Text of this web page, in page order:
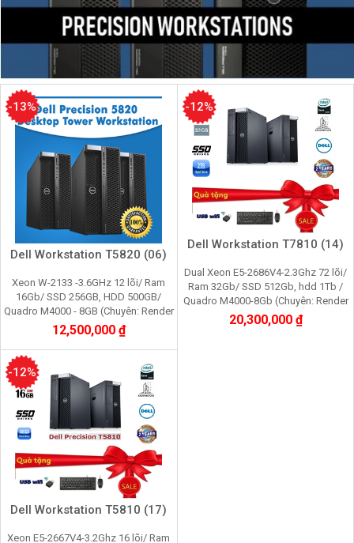
Dell Workstation T5820 (06)
Xeon W-2133 -3.6GHz 12 lõi/ Ram
16Gb/ SSD 256GB, HDD 500GB/
Quadro M4000 - 8GB (Chuyên: Render
3d,Edit video máy ảo,cầy giả lập
game, youtube, tiktok)
12,500,000 ₫
-13%
Dell Workstation T7810 (14)
Dual Xeon E5-2686V4-2.3Ghz 72 lõi/
Ram 32Gb/ SSD 512Gb, hdd 1Tb /
Quadro M4000-8Gb (Chuyên: Render
3D, Video 4K, giả lập nox, máy ảo
vmware)
20,300,000 ₫
-12%
Dell Workstation T5810 (17)
Xeon E5-2667V4-3.2Ghz 16 lõi/ Ram
-12%